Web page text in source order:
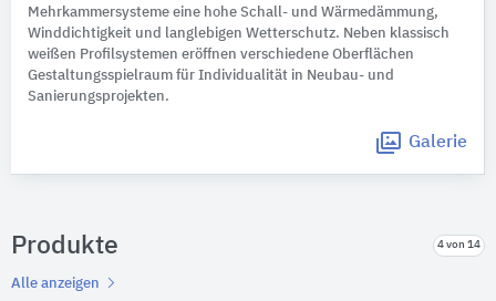
Mehrkammersysteme eine hohe Schall- und Wärmedämmung,
Winddichtigkeit und langlebigen Wetterschutz. Neben klassisch
weißen Profilsystemen eröffnen verschiedene Oberflächen
Gestaltungsspielraum für Individualität in Neubau- und
Sanierungsprojekten.
Galerie
Produkte 4 von 14
Alle anzeigen